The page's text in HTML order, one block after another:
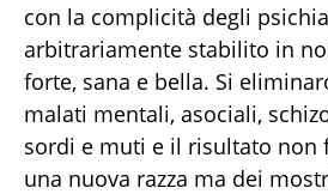
con la complicità degli
arbitrariamente stabilito in
forte, sana e bella. Si
malati mentali, asociali,
sordi e muti e il risultato non
una nuova razza ma dei